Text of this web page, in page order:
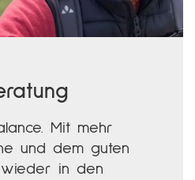
Mit mehr
und dem guten
wieder in den